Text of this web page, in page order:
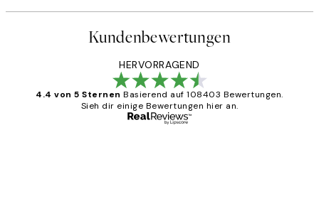
Kundenbewertungen
HERVORRAGEND
4.4 von 5 Sternen Basierend auf 108403 Bewertungen.
Sieh dir einige Bewertungen hier an.